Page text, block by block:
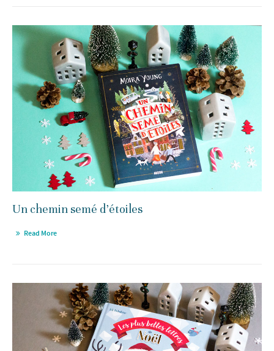
Un chemin semé d’étoiles
Read More